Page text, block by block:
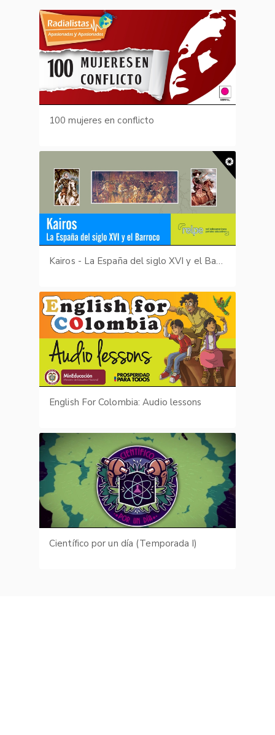
100 mujeres en conflicto
Kairos - La España del siglo XVI y el Barroco
English For Colombia: Audio lessons
Científico por un día (Temporada I)